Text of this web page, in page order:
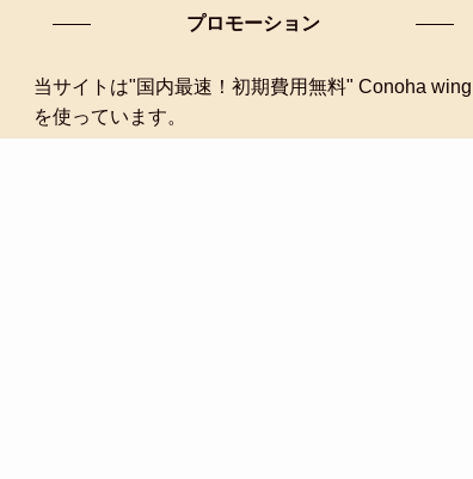
プロモーション
当サイトは"国内最速！初期費用無料" Conoha wing
を使っています。